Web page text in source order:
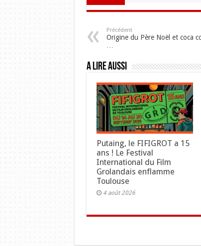
Précédent
Origine du Père Noël et coca
A lire aussi
Putaing, le FIFIGROT a 15
ans ! Le Festival
International du Film
Grolandais enflamme
Toulouse
4 août 2026